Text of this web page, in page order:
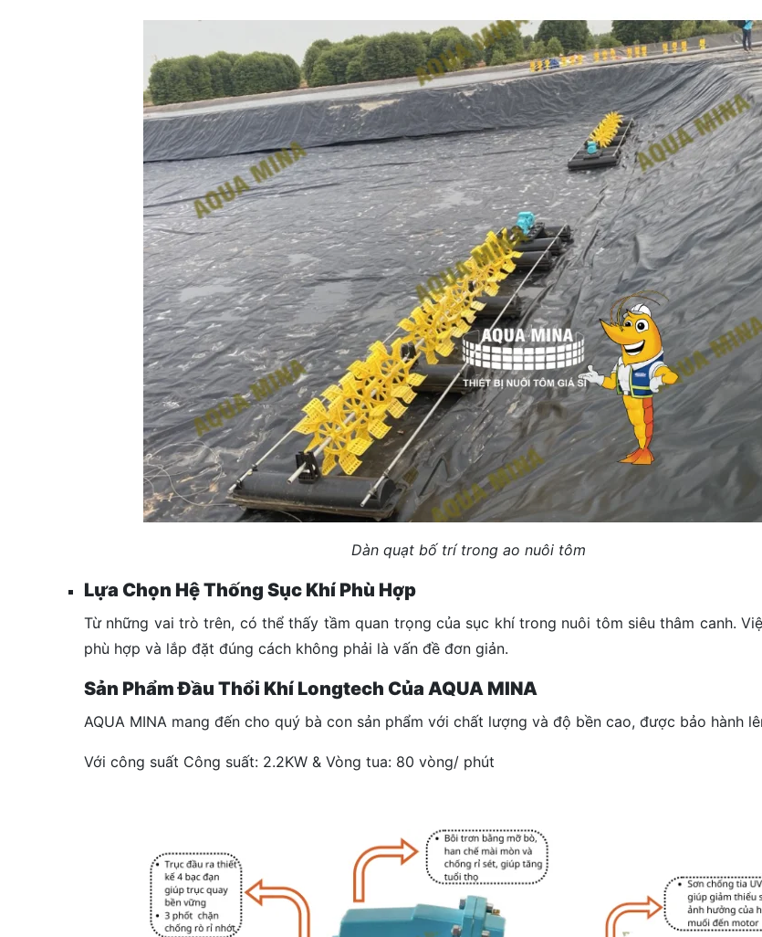
Dàn quạt bố trí trong ao nuôi tôm
Lựa Chọn Hệ Thống Sục Khí Phù Hợp
Từ những vai trò trên, có thể thấy tầm quan trọng của sục khí trong nuôi tôm siêu thâm canh.
phù hợp và lắp đặt đúng cách không phải là vấn đề đơn giản.
Sản Phẩm Đầu Thổi Khí Longtech Của AQUA MINA
AQUA MINA mang đến cho quý bà con sản phẩm với chất lượng và độ bền cao, được bảo hành
Với công suất Công suất: 2.2KW & Vòng tua: 80 vòng/ phút